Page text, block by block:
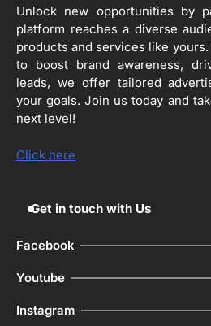
4
ਹੁਸ਼ਿਆਰਪੁਰ ਜ਼ਿਲ੍ਹੇ
ਦਾ ਕੰਮ 99.92
ਅਫ਼ਸਰ
Editor
5
Unlock new opportunities by
platform reaches a diverse
products and services like
to boost brand awareness,
leads, we offer tailored
your goals. Join us today and
next level!
Click here
Get in touch with Us
Facebook
Youtube
Instagram